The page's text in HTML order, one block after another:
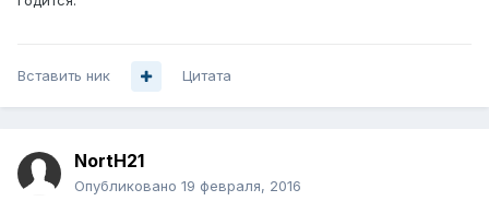
Вставить ник Цитата
NortH21
Опубликовано 19 февраля, 2016